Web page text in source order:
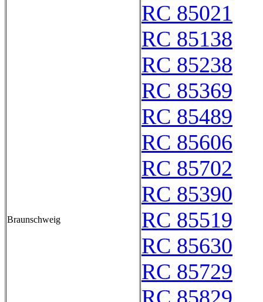
Braunschweig
RC 85021
RC 85138
RC 85238
RC 85369
RC 85489
RC 85606
RC 85702
RC 85390
RC 85519
RC 85630
RC 85729